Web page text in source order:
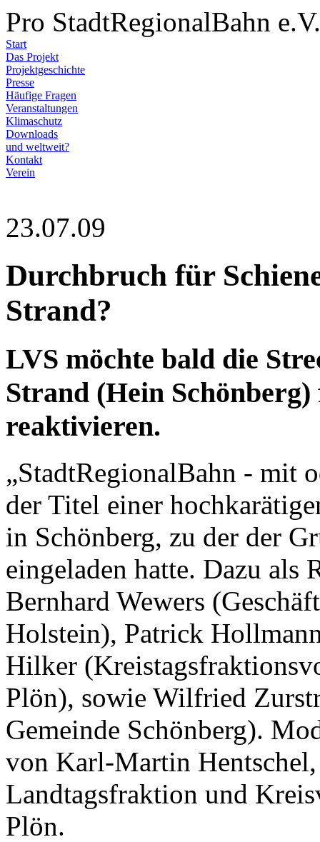
Pro StadtRegionalBahn e.V.
Start
Das Projekt
Projektgeschichte
Presse
Häufige Fragen
Veranstaltungen
Klimaschutz
Downloads
und weltweit?
Kontakt
Verein
23.07.09
Durchbruch für
Strand?
LVS möchte bald die
Strand (Hein
reaktivieren.
„StadtRegionalBahn - mit
der Titel einer
in Schönberg, zu der der
eingeladen hatte. Dazu als
Bernhard Wewers
Holstein), Patrick
Hilker
Plön), sowie Wilfried
Gemeinde Schönberg).
von Karl-Martin
Landtagsfraktion und
Plön.